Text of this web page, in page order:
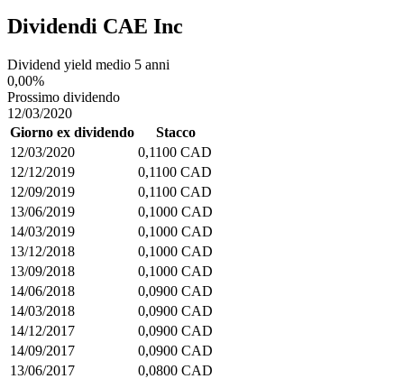
Dividendi CAE Inc
Dividend yield medio 5 anni
0,00%
Prossimo dividendo
12/03/2020
Giorno ex dividendo
Stacco
12/03/2020
0,1100 CAD
12/12/2019
0,1100 CAD
12/09/2019
0,1100 CAD
13/06/2019
0,1000 CAD
14/03/2019
0,1000 CAD
13/12/2018
0,1000 CAD
13/09/2018
0,1000 CAD
14/06/2018
0,0900 CAD
14/03/2018
0,0900 CAD
14/12/2017
0,0900 CAD
14/09/2017
0,0900 CAD
13/06/2017
0,0800 CAD